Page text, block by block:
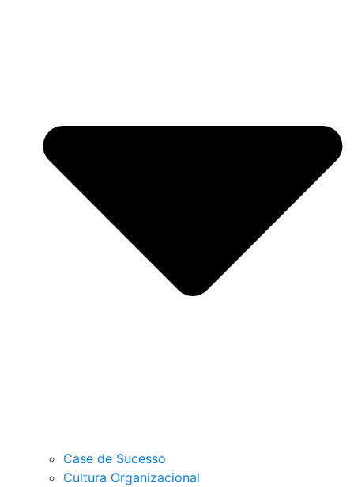
Case de Sucesso
Cultura Organizacional